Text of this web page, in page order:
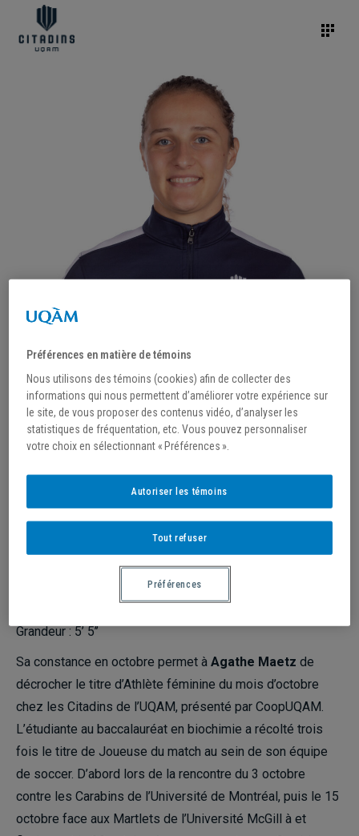
5 novembre 2021
ATHLÈTES DU MOIS
Position : Défense
Ville de provenance : Nogent-le-Rotrou, France
Grandeur : 5’ 5’’
Sa constance en octobre permet à Agathe Maetz de
décrocher le titre d’Athlète féminine du mois d’octobre
chez les Citadins de l’UQAM, présenté par CoopUQAM.
L’étudiante au baccalauréat en biochimie a récolté trois
fois le titre de Joueuse du match au sein de son équipe
de soccer. D’abord lors de la rencontre du 3 octobre
contre les Carabins de l’Université de Montréal, puis le 15
octobre face aux Martlets de l’Université McGill à et
Préférences en matière de témoins
Nous utilisons des témoins (cookies) afin de collecter des
informations qui nous permettent d’améliorer votre expérience sur
le site, de vous proposer des contenus vidéo, d’analyser les
statistiques de fréquentation, etc. Vous pouvez personnaliser
votre choix en sélectionnant « Préférences ».
Tout refuser
Autoriser les témoins
Préférences